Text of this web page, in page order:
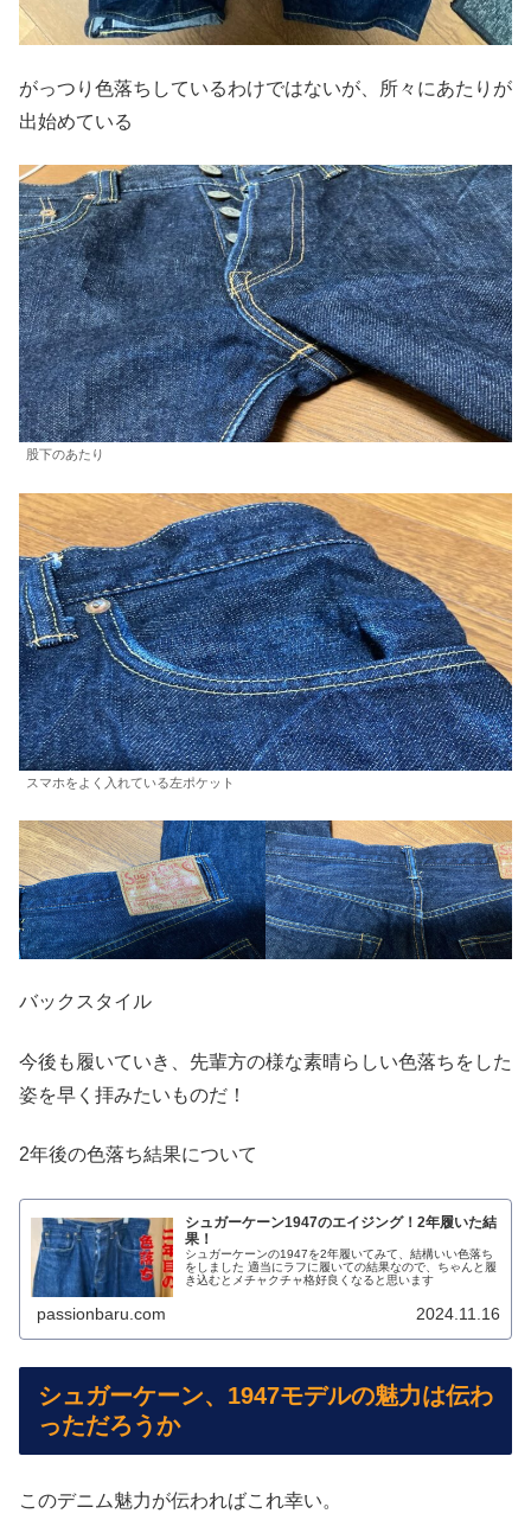
がっつり色落ちしているわけではないが、所々にあたりが
出始めている
股下のあたり
スマホをよく入れている左ポケット
バックスタイル
今後も履いていき、先輩方の様な素晴らしい色落ちをした
姿を早く拝みたいものだ！
2年後の色落ち結果について
シュガーケーン1947のエイジング！2年履いた結
果！
シュガーケーンの1947を2年履いてみて、結構いい色落ち
をしました 適当にラフに履いての結果なので、ちゃんと履
き込むとメチャクチャ格好良くなると思います
passionbaru.com 2024.11.16
シュガーケーン、1947モデルの魅力は伝わ
っただろうか
このデニム魅力が伝わればこれ幸い。